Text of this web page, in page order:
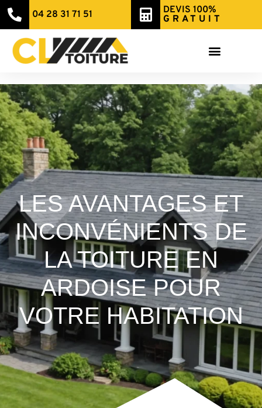
LES AVANTAGES ET
INCONVÉNIENTS DE
LA TOITURE EN
ARDOISE POUR
VOTRE HABITATION
04 28 31 71 51
DEVIS 100%
GRATUIT